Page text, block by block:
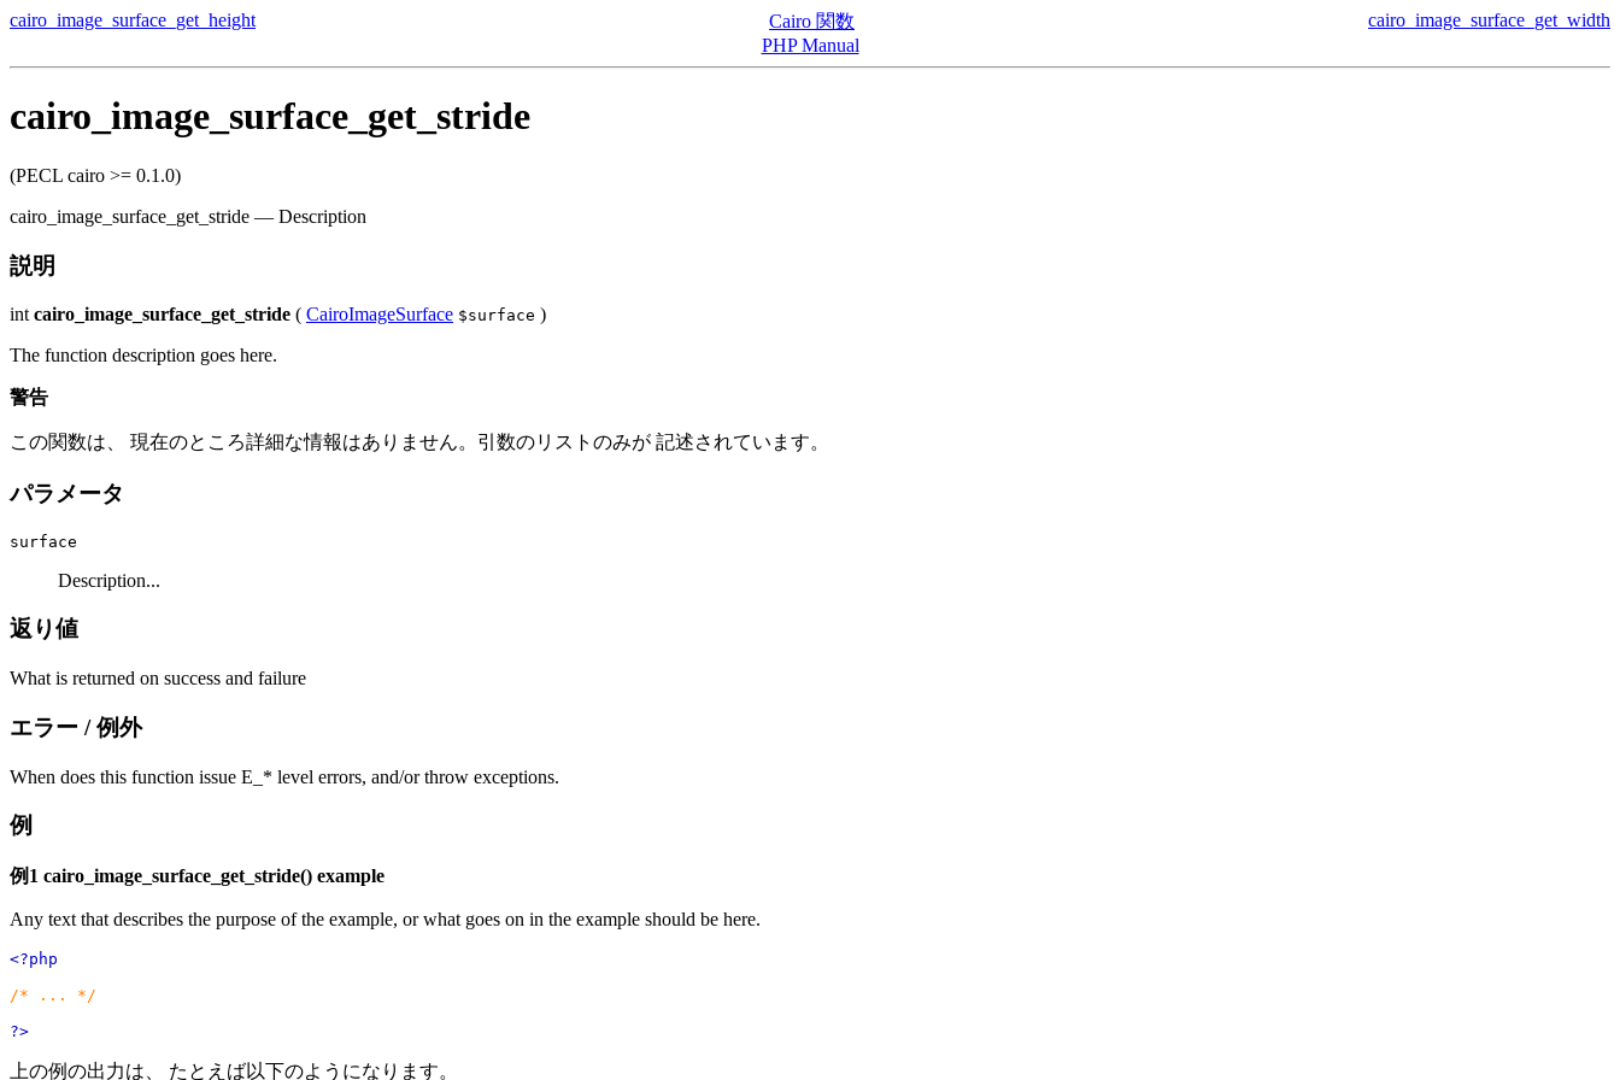
cairo_image_surface_get_height cairo_image_surface_get_width
Cairo 関数
PHP Manual
cairo_image_surface_get_stride
(PECL cairo >= 0.1.0)
cairo_image_surface_get_stride — Description
説明
int cairo_image_surface_get_stride ( CairoImageSurface $surface )
The function description goes here.
警告
この関数は、 現在のところ詳細な情報はありません。引数のリストのみが 記述されています。
パラメータ
surface
Description...
返り値
What is returned on success and failure
エラー / 例外
When does this function issue E_* level errors, and/or throw exceptions.
例
例1 cairo_image_surface_get_stride() example
Any text that describes the purpose of the example, or what goes on in the example should be here.
<?php
/* ... */
?>
上の例の出力は、 たとえば以下のようになります。